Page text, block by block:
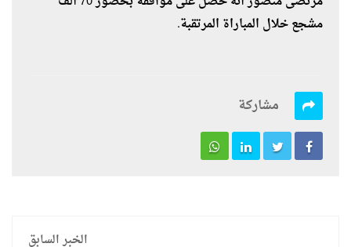
مشجع خلال المباراة المرتقبة.
مشاركة
الخبر السابق